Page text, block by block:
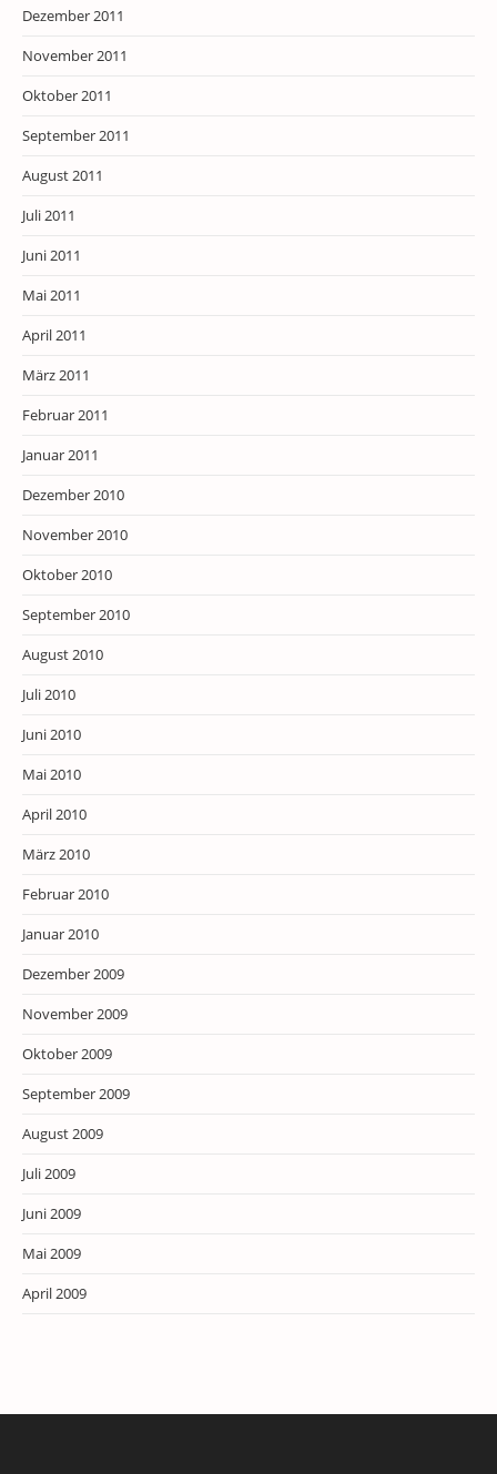
Dezember 2011
November 2011
Oktober 2011
September 2011
August 2011
Juli 2011
Juni 2011
Mai 2011
April 2011
März 2011
Februar 2011
Januar 2011
Dezember 2010
November 2010
Oktober 2010
September 2010
August 2010
Juli 2010
Juni 2010
Mai 2010
April 2010
März 2010
Februar 2010
Januar 2010
Dezember 2009
November 2009
Oktober 2009
September 2009
August 2009
Juli 2009
Juni 2009
Mai 2009
April 2009